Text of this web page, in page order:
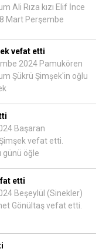
Ali Rıza kızı Elif İnce
Mart Perşembe
vefat etti
2024 Pamukören
Şükrü Şimşek'in oğlu
Başaran
vefat etti.
günü öğle
etti
Beşeylül (Sinekler)
Gönültaş vefat etti.